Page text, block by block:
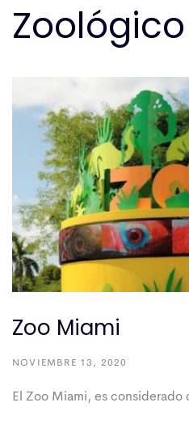
Zoológico
Zoo Miami
NOVIEMBRE 13, 2020
El Zoo Miami, es considerado